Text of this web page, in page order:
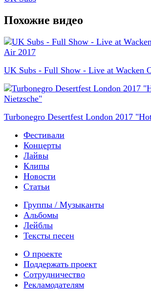
Похожие видео
UK Subs - Full Show - Live at Wacken
Turbonegro Desertfest London 2017
Фестивали
Концерты
Лайвы
Клипы
Новости
Статьи
Группы / Музыканты
Альбомы
Лейблы
Тексты песен
О проекте
Поддержать проект
Сотрудничество
Рекламодателям